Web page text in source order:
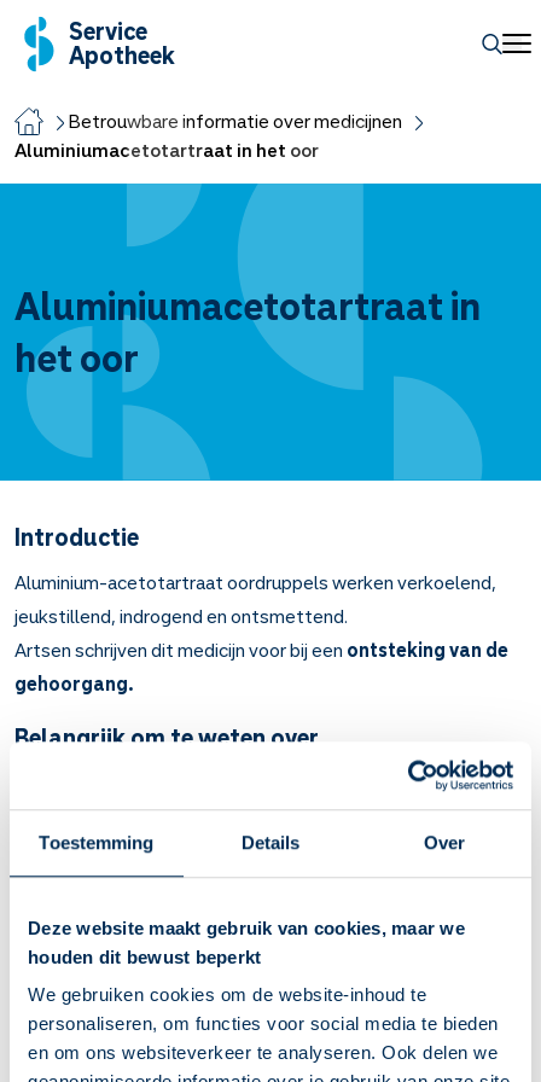
Toestemming Details Over
Deze website maakt gebruik van cookies, maar we
houden dit bewust beperkt
We gebruiken cookies om de website-inhoud te
personaliseren, om functies voor social media te bieden
en om ons websiteverkeer te analyseren. Ook delen we
Service
Apotheek
Betrouwbare informatie over medicijnen
Aluminiumacetotartraat in het oor
Aluminiumacetotartraat in
het oor
Introductie
Aluminium-acetotartraat oordruppels werken verkoelend,
jeukstillend, indrogend en ontsmettend.
Artsen schrijven dit medicijn voor bij een ontsteking van de
gehoorgang.
Belangrijk om te weten over
Aluminium-acetotartraat oordruppels stillen de jeuk en
drogen de huid. Ze remmen ook de groei van bacteriën.
Bij pijnlijke, jeukende ontsteking van de uitwendige
Soms heeft de arts een opgerold gaasje in uw oor gedaan
waar op u de vloeistof moet druppelen.
Verwarm het druppelflesje vooraf even in uw handen.
Houd uw hoofd opzij en laat de druppels vallen in de
gehoorgang of op het gaasje in uw oor. Houd uw hoofd